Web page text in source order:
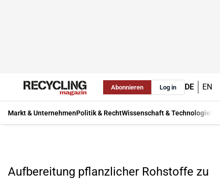
Abonnieren Log in DE EN
Markt & UnternehmenPolitik & RechtWissenschaft & Technologie
Aufbereitung pflanzlicher Rohstoffe zu